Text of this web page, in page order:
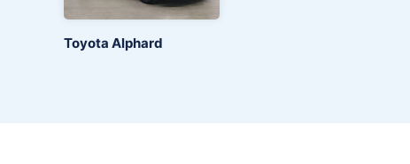
Toyota Alphard